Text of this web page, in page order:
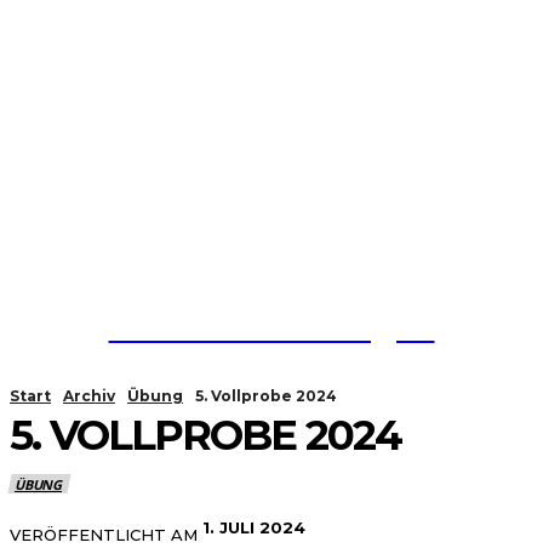
Start Archiv Übung 5. Vollprobe 2024
5. VOLLPROBE 2024
ÜBUNG
VERÖFFENTLICHT AM 1. JULI 2024